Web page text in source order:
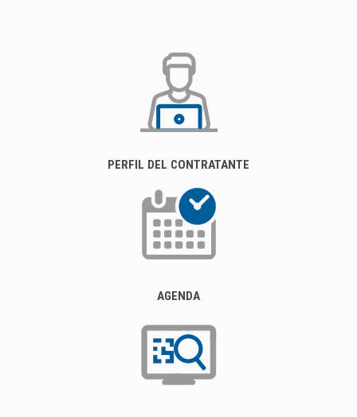
PERFIL DEL CONTRATANTE
AGENDA